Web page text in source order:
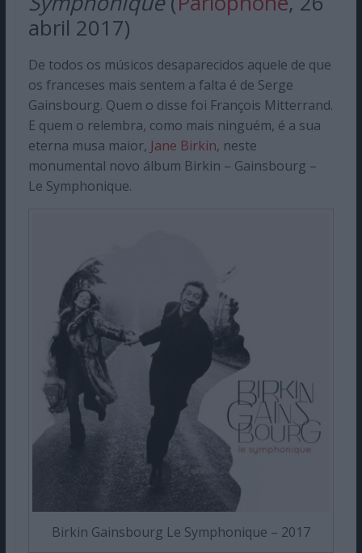
abril 2017)
De todos os músicos desaparecidos aquele de que
os franceses mais sentem a falta é de Serge
Gainsbourg. Quem o disse foi François Mitterrand.
E quem o relembra, como mais ninguém, é a sua
eterna musa maior, Jane Birkin, neste
monumental novo álbum Birkin – Gainsbourg –
Le Symphonique.
Birkin Gainsbourg Le Symphonique – 2017